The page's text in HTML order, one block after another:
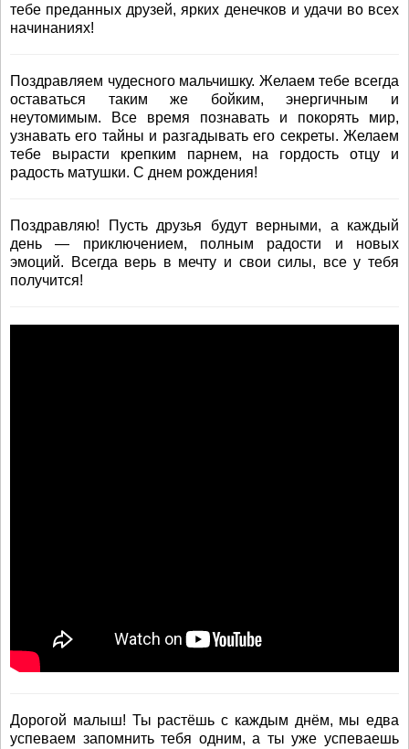
тебе преданных друзей, ярких денечков и удачи во всех
начинаниях!
Поздравляем чудесного мальчишку. Желаем тебе всегда
оставаться таким же бойким, энергичным и
неутомимым. Все время познавать и покорять мир,
узнавать его тайны и разгадывать его секреты. Желаем
тебе вырасти крепким парнем, на гордость отцу и
радость матушки. С днем рождения!
Поздравляю! Пусть друзья будут верными, а каждый
день — приключением, полным радости и новых
эмоций. Всегда верь в мечту и свои силы, все у тебя
получится!
Дорогой малыш! Ты растёшь с каждым днём, мы едва
успеваем запомнить тебя одним, а ты уже успеваешь